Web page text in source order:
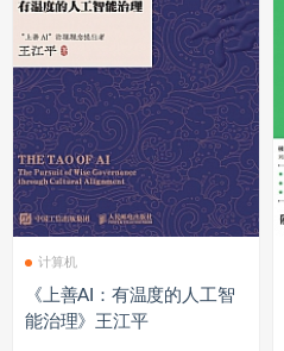
计算机
《上善AI：有温度的人工智
能治理》王江平